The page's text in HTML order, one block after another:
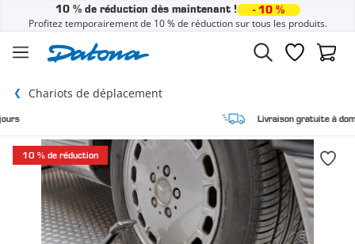
10 % de réduction dès maintenant ! - 10 %
Profitez temporairement de 10 % de réduction sur tous les produits.
Liste dePanier
Chariots de déplacement
Livraison gratuite à domicile
10 % de réduction